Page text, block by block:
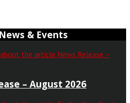
& Events
– August 2026